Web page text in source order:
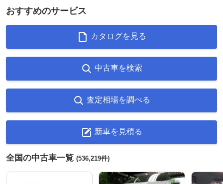
おすすめのサービス
カタログを見る
中古車を検索
査定相場を調べる
新車を見積る
全国の中古車一覧 (536,219件)